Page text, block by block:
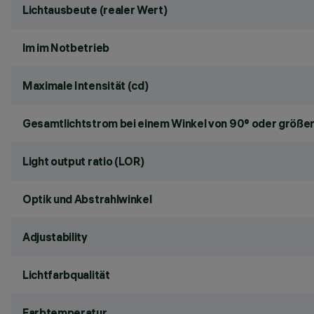
Lichtausbeute (realer Wert)
lm im Notbetrieb
Maximale Intensität (cd)
Gesamtlichtstrom bei einem Winkel von 90° oder
Light output ratio (LOR)
Optik und Abstrahlwinkel
Adjustability
Lichtfarbqualität